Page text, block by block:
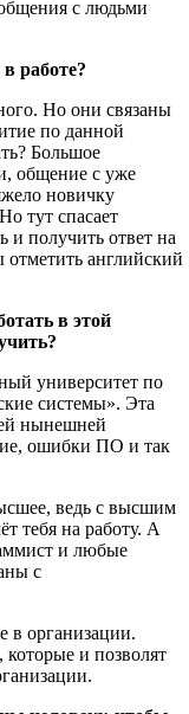
с людьми
работе?
Но они связаны
по данной
Большое
общение с уже
новичку
тут спасает
и получить ответ на
английский
в этой
университет по
системы». Эта
нынешней
ошибки ПО и так
ведь с высшим
тебя на работу. А
и любые
с
в организации.
и позволят